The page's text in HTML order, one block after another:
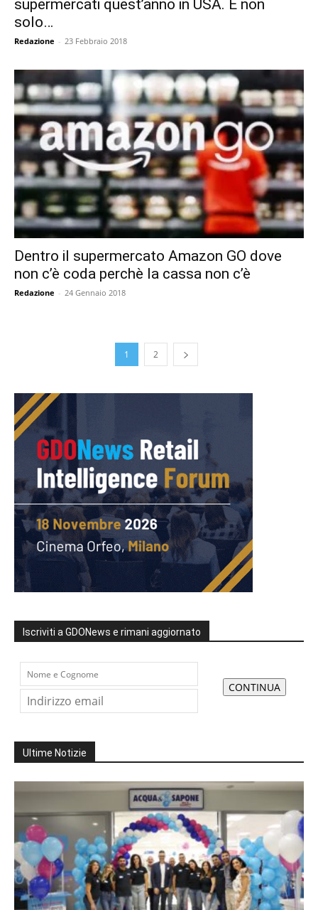
supermercati quest’anno in USA. E non
solo…
Redazione - 23 Febbraio 2018
Dentro il supermercato Amazon GO dove
non c’è coda perchè la cassa non c’è
Redazione - 24 Gennaio 2018
1 2
Iscriviti a GDONews e rimani aggiornato
Ultime Notizie